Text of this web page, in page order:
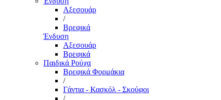
Αξεσουάρ
/
Βρεφικά
Ένδυση
Αξεσουάρ
Βρεφικά
Παιδικά Ρούχα
Βρεφικά Φορμάκια
/
Γάντια - Κασκόλ - Σκούφοι
/